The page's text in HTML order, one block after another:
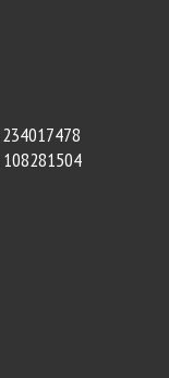
234017478
108281504